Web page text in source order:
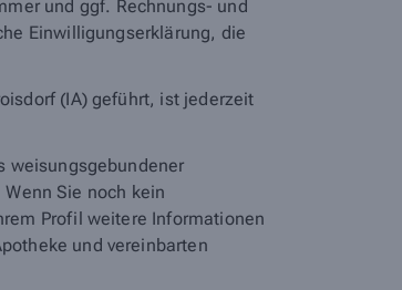
und ggf. Rechnungs- und
Einwilligungserklärung, die
(IA) geführt, ist jederzeit
weisungsgebundener
Sie noch kein
Profil weitere Informationen
und vereinbarten